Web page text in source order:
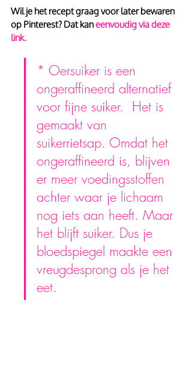
Wil je het recept graag voor later bewaren
op Pinterest? Dat kan eenvoudig via deze
link.
* Oersuiker is een
ongeraffineerd alternatief
voor fijne suiker.  Het is
gemaakt van
suikerrietsap. Omdat het
ongeraffineerd is, blijven
er meer voedingsstoffen
achter waar je lichaam
nog iets aan heeft. Maar
het blijft suiker. Dus je
bloedspiegel maakte een
vreugdesprong als je het
eet.